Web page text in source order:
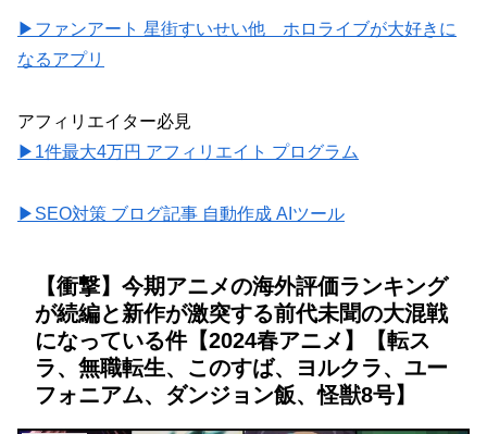
▶ファンアート 星街すいせい他 ホロライブが大好きに
なるアプリ
アフィリエイター必見
▶1件最大4万円 アフィリエイト プログラム
▶SEO対策 ブログ記事 自動作成 AIツール
【衝撃】今期アニメの海外評価ランキング
が続編と新作が激突する前代未聞の大混戦
になっている件【2024春アニメ】【転ス
ラ、無職転生、このすば、ヨルクラ、ユー
フォニアム、ダンジョン飯、怪獣8号】